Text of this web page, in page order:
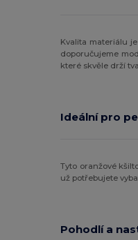
Kvalita materiálu
doporučujeme
které skvěle drží
Ideální pro
Tyto oranžové
už potřebujete
Pohodlí a